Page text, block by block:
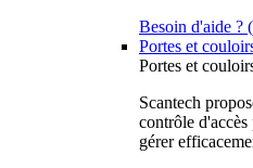
Besoin d'aide ?
Portes et
Portes et
Scantech
contrôle
gérer